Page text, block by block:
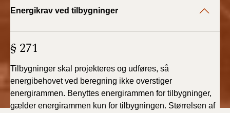
Tidligere BR (1961-
Energikrav ved tilbygninger
§ 271
Tilbygninger skal projekteres og udføres, så
energibehovetved beregning ikke overstiger
energirammen. Benyttes energirammen for tilbygninger,
gælder energirammen kun for tilbygningen. Størrelsen af